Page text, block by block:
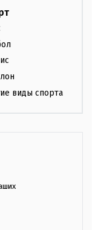
виды спорта